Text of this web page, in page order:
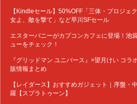
【Kindleセール】50%OFF「三体・プロジェ
女よ、敵を撃て」など早川SFセール
エスターバニーがカプコンカフェに登場！池
ューをチェック！
『グリッドマン ユニバース』×望月けい コラ
販情報まとめ
【レイダース】おすすめガジェット｜序盤・
羅【スプラトゥーン】